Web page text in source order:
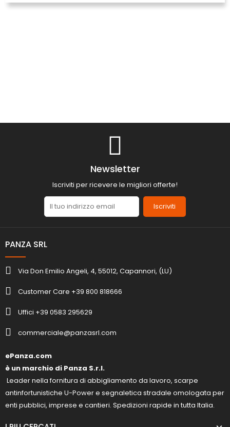
Newsletter
Iscriviti per ricevere le migliori offerte!
Iscriviti
PANZA SRL
Via Don Emilio Angeli, 4, 55012, Capannori, (LU)
Customer Care +39 800 818666
Uffici +39 0583 295629
commerciale@panzasrl.com
ePanza.com
è un marchio di Panza S.r.l.
Leader nella fornitura di abbigliamento da lavoro, scarpe
antinfortunistiche U-Power e segnaletica stradale omologata per
enti pubblici, imprese e cantieri. Spedizioni rapide in tutta Italia.